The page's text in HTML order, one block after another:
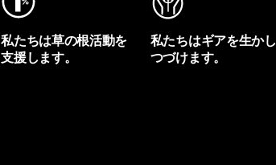
私たちは草の根活動を
支援します。
私たちはギアを生かし
つづけます。